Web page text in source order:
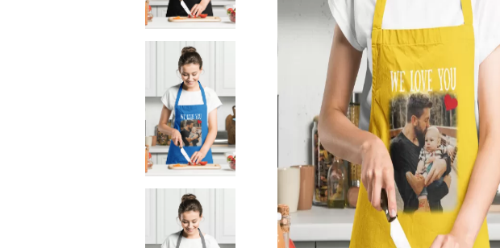
Рекламни ПРЕСТИЛКИ
Рекламни торбички
Рекламни Плажни кърпи
Рекламни ключодържатели